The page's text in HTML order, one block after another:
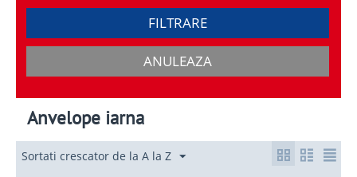
FILTRARE
ANULEAZA
Anvelope iarna
Sortati crescator de la A la Z